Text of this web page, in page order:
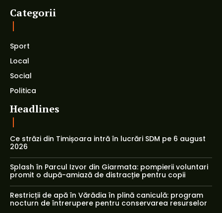
Categorii
Sport
Local
Social
Politica
Headlines
Ce străzi din Timișoara intră în lucrări SDM pe 6 august
2026
Splash în Parcul Izvor din Giarmata: pompierii voluntari
promit o după-amiază de distracție pentru copii
Restricții de apă în Vărădia în plină caniculă: program
nocturn de întrerupere pentru conservarea resurselor